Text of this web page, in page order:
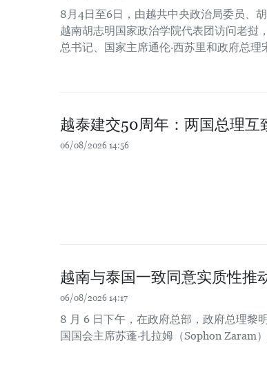
8月4日至6日，由越共中央政治局委员、
越南胡志明国家政治学院代表团访问老挝
总书记、国家主席通伦·西苏里和政府总理
越泰建交50周年：两国总理互
06/08/2026 14:56
越南与泰国一致同意实质性推
06/08/2026 14:17
8 月 6 日下午，在政府总部，政府总理黎
国国会主席苏蓬·扎拉姆（Sophon Zaram）